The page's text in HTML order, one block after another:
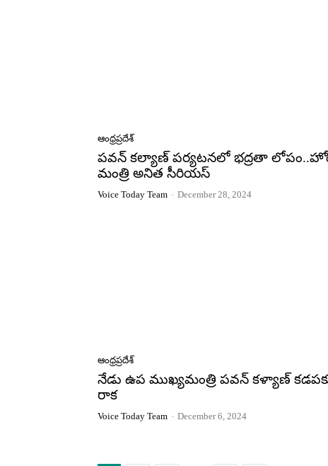
ఆంధ్రప్రదేశ్
పవన్ కల్యాణ్ పర్యటనలో భద్రతా
మంత్రి అనిత సీరియస్
Voice Today Team - December 28, 2024
ఆంధ్రప్రదేశ్
నేడు ఉప ముఖ్యమంత్రి పవన్ కళ్యాణ్
రాక
Voice Today Team - December 6, 2024